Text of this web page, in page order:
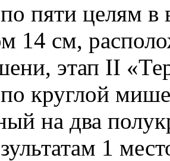
пяти целям в
14 см,
этап II
по круглой
на два
1